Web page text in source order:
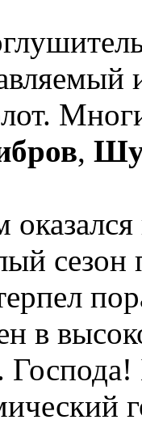
,
сезон
в